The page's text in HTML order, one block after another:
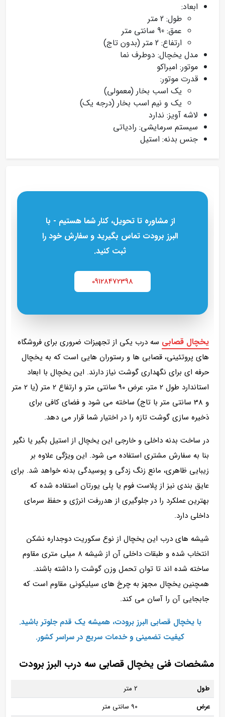
ابعاد:
طول: 2 متر
عمق: 90 سانتی متر
ارتفاع: 2 متر (بدون تاج)
مدل یخچال: دوطرف نما
موتور: امبراکو
قدرت موتور:
یک اسب بخار (معمولی)
یک و نیم اسب بخار (درجه یک)
لاشه آویز: ندارد
سیستم سرمایشی: رادیاتی
جنس بدنه: استیل
از مشاوره تا تحویل، کنار شما هستیم - با
البرز برودت تماس بگیرید و سفارش خود را
ثبت کنید.
09128472398
یخچال قصابی سه درب یکی از تجهیزات ضروری برای فروشگاه‌
های پروتئینی، قصابی‌ ها و رستوران‌ هایی است که به یخچال
حرفه‌ ای برای نگهداری گوشت نیاز دارند. این یخچال با ابعاد
استاندارد طول 2 متر، عرض 90 سانتی‌ متر و ارتفاع 2 متر (یا 2 متر
و 38 سانتی‌ متر با تاج) ساخته می‌ شود و فضای کافی برای
ذخیره‌ سازی گوشت تازه را در اختیار شما قرار می‌ دهد.
در ساخت بدنه داخلی و خارجی این یخچال از استیل بگیر یا نگیر
بنا به سفارش مشتری استفاده می‌ شود. این ویژگی علاوه بر
زیبایی ظاهری، مانع زنگ‌ زدگی و پوسیدگی بدنه خواهد شد. برای
عایق‌ بندی نیز از پلاست فوم یا پلی یورتان استفاده شده که
بهترین عملکرد را در جلوگیری از هدررفت انرژی و حفظ سرمای
داخلی دارد.
شیشه‌ های درب این یخچال از نوع سکوریت دوجداره نشکن
انتخاب شده و طبقات داخلی آن از شیشه 8 میلی‌ متری مقاوم
ساخته شده‌ اند تا توان تحمل وزن گوشت را داشته باشند.
همچنین یخچال مجهز به چرخ‌ های سیلیکونی مقاوم است که
جابجایی آن را آسان می‌ کند.
با یخچال‌ قصابی البرز برودت، همیشه یک قدم جلوتر باشید.
کیفیت تضمینی و خدمات سریع در سراسر کشور.
مشخصات فنی یخچال قصابی سه درب البرز برودت
طول
2 متر
عرض
90 سانتی متر